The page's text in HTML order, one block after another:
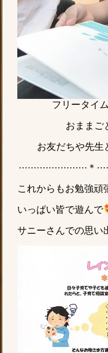
フリータイ
おままご
お友だちや先生
·······················＊
これからもお勉強頑
いっぱい皆で遊んで
サニーさんでの思い